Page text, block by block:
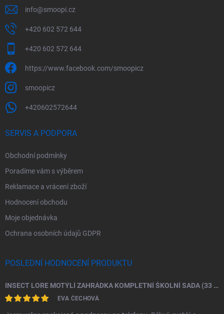
info@smoopi.cz
+420 602 572 644
+420 602 572 644
https://www.facebook.com/smoopicz
smoopicz
+420602572644
SERVIS A PODPORA
Obchodní podmínky
Poradíme vám s výběrem
Reklamace a vrácení zboží
Hodnocení obchodu
Moje objednávka
Ochrana osobních údajů GDPR
POSLEDNÍ HODNOCENÍ PRODUKTU
INSECT LORE MOTÝLÍ ZAHRÁDKA KOMPLETNÍ ŠKOLNÍ SADA (33 HOUSENEK)
EVA ČECHOVÁ